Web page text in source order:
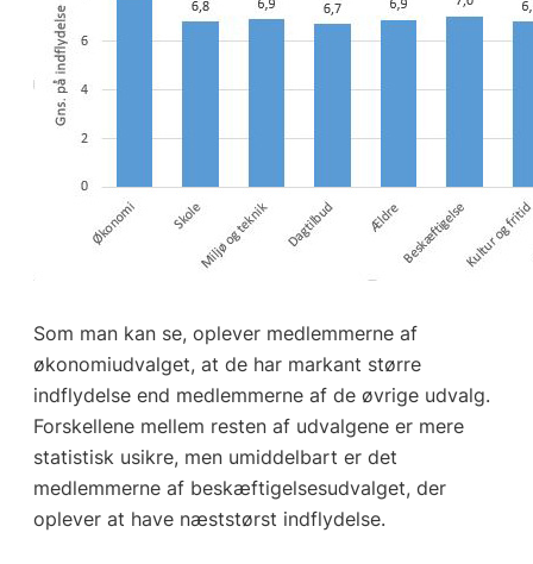
Som man kan se, oplever medlemmerne af
økonomiudvalget, at de har markant større
indflydelse end medlemmerne af de øvrige udvalg.
Forskellene mellem resten af udvalgene er mere
statistisk usikre, men umiddelbart er det
medlemmerne af beskæftigelsesudvalget, der
oplever at have næststørst indflydelse.